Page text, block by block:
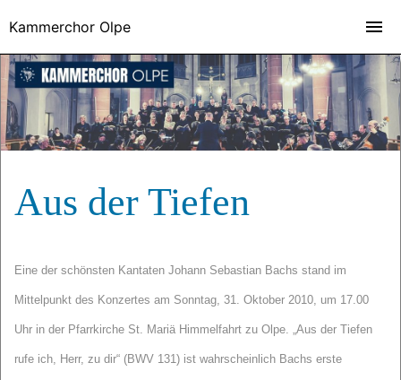
Aus der Tiefen
Eine der schönsten Kantaten Johann Sebastian Bachs stand im
Mittelpunkt des Konzertes am Sonntag, 31. Oktober 2010, um 17.00
Uhr in der Pfarrkirche St. Mariä Himmelfahrt zu Olpe. „Aus der Tiefen
rufe ich, Herr, zu dir“ (BWV 131) ist wahrscheinlich Bachs erste
Kammerchor Olpe